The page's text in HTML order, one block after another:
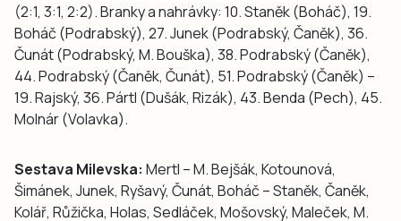
(2:1, 3:1, 2:2). Branky a nahrávky: 10. Staněk (Boháč), 19.
Boháč (Podrabský), 27. Junek (Podrabský, Čaněk), 36.
Čunát (Podrabský, M. Bouška), 38. Podrabský (Čaněk),
44. Podrabský (Čaněk, Čunát), 51. Podrabský (Čaněk) –
19. Rajský, 36. Pártl (Dušák, Rizák), 43. Benda (Pech), 45.
Molnár (Volavka).
Sestava Milevska: Mertl – M. Bejšák, Kotounová,
Šimánek, Junek, Ryšavý, Čunát, Boháč – Staněk, Čaněk,
Kolář, Růžička, Holas, Sedláček, Mošovský, Maleček, M.